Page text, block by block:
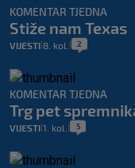
KOMENTAR TJEDNA
Stiže nam Texas
VIJESTI 8. kol. 2
KOMENTAR TJEDNA
Trg pet
VIJESTI 1. kol. 5